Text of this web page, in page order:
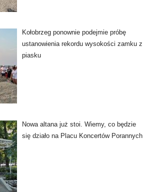
Kołobrzeg ponownie podejmie próbę
ustanowienia rekordu wysokości zamku z
piasku
Nowa altana już stoi. Wiemy, co będzie
się działo na Placu Koncertów Porannych